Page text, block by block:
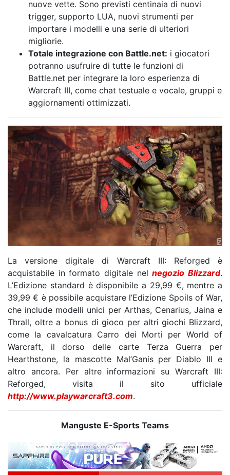
nuove vette. Sono previsti centinaia di nuovi
trigger, supporto LUA, nuovi strumenti per
importare i modelli e una serie di ulteriori
migliorie.
Totale integrazione con Battle.net: i giocatori
potranno usufruire di tutte le funzioni di
Battle.net per integrare la loro esperienza di
Warcraft III, come chat testuale e vocale, gruppi e
aggiornamenti ottimizzati.
La versione digitale di Warcraft III: Reforged è
acquistabile in formato digitale nelnegozio Blizzard.
L’Edizione standard è disponibile a 29,99 €, mentre a
39,99 € è possibile acquistare l’Edizione Spoils of War,
che include modelli unici per Arthas, Cenarius, Jaina e
Thrall, oltre a bonus di gioco per altri giochi Blizzard,
come la cavalcatura Carro dei Morti per World of
Warcraft, il dorso delle carte Terza Guerra per
Hearthstone, la mascotte Mal’Ganis per Diablo III e
altro ancora. Per altre informazioni su Warcraft III:
Reforged, visita il sito ufficiale
http://www.playwarcraft3.com.
Manguste E-Sports Teams